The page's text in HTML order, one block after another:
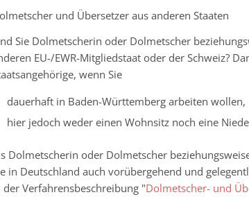
und Übersetzer aus anderen Staaten
Sie Dolmetscherin oder Dolmetscher
EU-/EWR-Mitgliedstaat oder der Schweiz?
wenn Sie
dauerhaft in Baden-Württemberg arbeiten wollen,
hier jedoch weder einen Wohnsitz noch eine
Dolmetscherin oder Dolmetscher
in Deutschland auch vorübergehend und
der Verfahrensbeschreibung "Dolmetscher- und